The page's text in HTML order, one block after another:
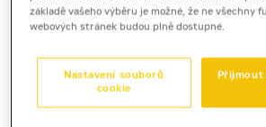
základě vašeho výběru je možné, že ne všechny
webových stránek budou plně dostupné.
Přijmout
Nastavení souborů
cookie